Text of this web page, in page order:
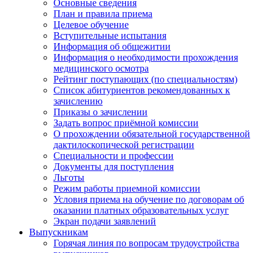
Основные сведения
План и правила приема
Целевое обучение
Вступительные испытания
Информация об общежитии
Информация о необходимости прохождения
медицинского осмотра
Рейтинг поступающих (по специальностям)
Список абитуриентов рекомендованных к
зачислению
Приказы о зачислении
Задать вопрос приёмной комиссии
О прохождении обязательной государственной
дактилоскопической регистрации
Специальности и профессии
Документы для поступления
Льготы
Режим работы приемной комиссии
Условия приема на обучение по договорам об
оказании платных образовательных услуг
Экран подачи заявлений
Выпускникам
Горячая линия по вопросам трудоустройства